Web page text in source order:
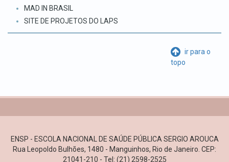
MAD IN BRASIL
SITE DE PROJETOS DO LAPS
ir para o
topo
ENSP - ESCOLA NACIONAL DE SAÚDE PÚBLICA SERGIO AROUCA
Rua Leopoldo Bulhões, 1480 - Manguinhos, Rio de Janeiro. CEP:
21041-210 - Tel: (21) 2598-2525